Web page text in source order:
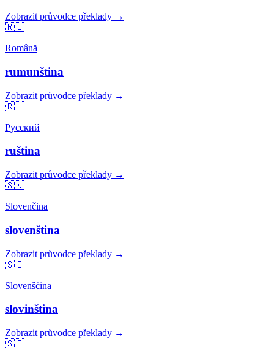
Zobrazit průvodce překlady →
🇷🇴
Română
rumunština
Zobrazit průvodce překlady →
🇷🇺
Русский
ruština
Zobrazit průvodce překlady →
🇸🇰
Slovenčina
slovenština
Zobrazit průvodce překlady →
🇸🇮
Slovenščina
slovinština
Zobrazit průvodce překlady →
🇸🇪